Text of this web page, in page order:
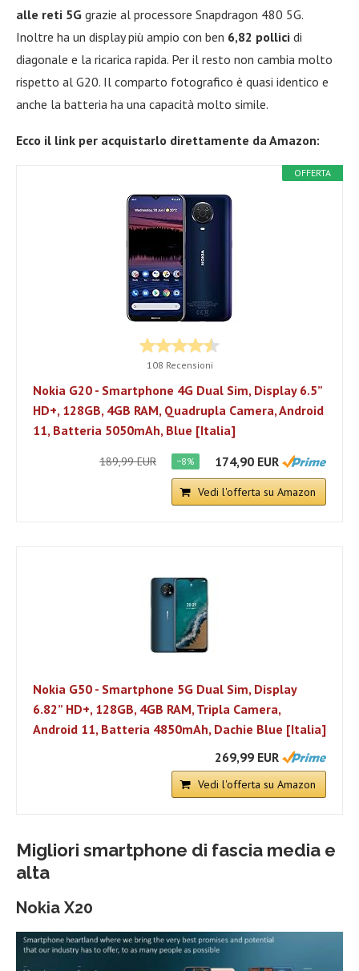
alle reti 5G grazie al processore Snapdragon 480 5G.
Inoltre ha un display più ampio con ben 6,82 pollici di
diagonale e la ricarica rapida. Per il resto non cambia molto
rispetto al G20. Il comparto fotografico è quasi identico e
anche la batteria ha una capacità molto simile.
Ecco il link per acquistarlo direttamente da Amazon:
OFFERTA
108 Recensioni
Nokia G20 - Smartphone 4G Dual Sim, Display 6.5”
HD+, 128GB, 4GB RAM, Quadrupla Camera, Android
11, Batteria 5050mAh, Blue [Italia]
189,99 EUR −8% 174,90 EUR
Vedi l'offerta su Amazon
Nokia G50 - Smartphone 5G Dual Sim, Display
6.82” HD+, 128GB, 4GB RAM, Tripla Camera,
Android 11, Batteria 4850mAh, Dachie Blue [Italia]
269,99 EUR
Vedi l'offerta su Amazon
Migliori smartphone di fascia media e
alta
Nokia X20